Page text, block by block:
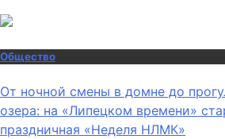
Общество
От ночной смены в домне до
озера: на «Липецком времени»
праздничная «Неделя НЛМК»